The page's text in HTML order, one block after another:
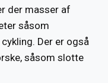
der masser af
såsom
Der er også
såsom slotte